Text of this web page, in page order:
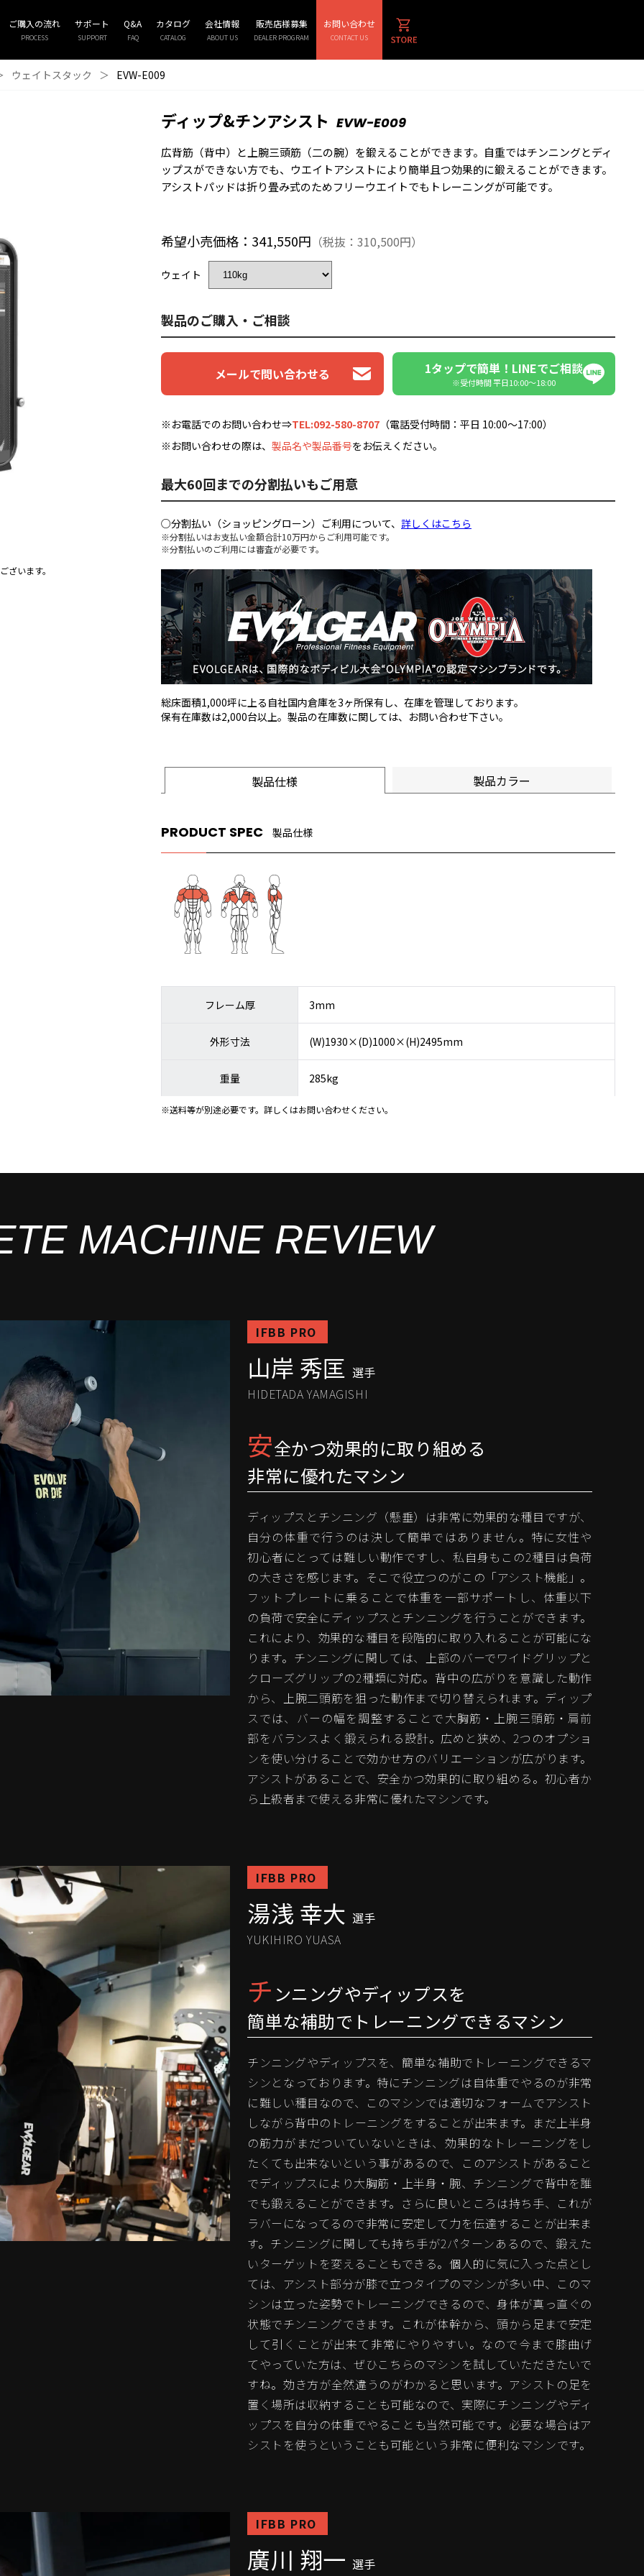
ご購入の流れ
PROCESS
サポート
SUPPORT
Q&A
FAQ
カタログ
CATALOG
会社情報
ABOUT US
販売店様募集
DEALER PROGRAM
お問い合わせ
CONTACT US
ウェイトスタック ＞ EVW-E009
います。
ディップ&チンアシスト EVW-E009
広背筋（背中）と上腕三頭筋（二の腕）を鍛えることができます。自重ではチンニングとディ
ップスができない方でも、ウエイトアシストにより簡単且つ効果的に鍛えることができます。
アシストパッドは折り畳み式のためフリーウエイトでもトレーニングが可能です。
希望小売価格：341,550円 （税抜：310,500円）
ウェイト
製品のご購入・ご相談
メールで問い合わせる 1タップで簡単！LINEでご相談
※受付時間 平日10:00〜18:00
※お電話でのお問い合わせ⇒TEL:092-580-8707 （電話受付時間：平日 10:00～17:00）
※お問い合わせの際は、 製品名や製品番号をお伝えください。
最大60回までの分割払いもご用意
○分割払い（ショッピングローン）ご利用について、 詳しくはこちら
※分割払いはお支払い金額合計10万円からご利用可能です。
※分割払いのご利用には審査が必要です。
総床面積1,000坪に上る自社国内倉庫を3ヶ所保有し、在庫を管理しております。
保有在庫数は2,000台以上。製品の在庫数に関しては、お問い合わせ下さい。
製品仕様 製品カラー
PRODUCT SPEC 製品仕様
フレーム厚 3mm
外形寸法 (W)1930×(D)1000×(H)2495mm
重量 285kg
※送料等が別途必要です。詳しくはお問い合わせください。
MACHINE REVIEW
IFBB PRO
山岸 秀匡 選手
HIDETADA YAMAGISHI
安全かつ効果的に取り組める
非常に優れたマシン
ディップスとチンニング（懸垂）は非常に効果的な種目ですが、
自分の体重で行うのは決して簡単ではありません。特に女性や
初心者にとっては難しい動作ですし、私自身もこの2種目は負荷
の大きさを感じます。そこで役立つのがこの「アシスト機能」。
フットプレートに乗ることで体重を一部サポートし、体重以下
の負荷で安全にディップスとチンニングを行うことができます。
これにより、効果的な種目を段階的に取り入れることが可能にな
ります。チンニングに関しては、上部のバーでワイドグリップと
クローズグリップの2種類に対応。背中の広がりを意識した動作
から、上腕二頭筋を狙った動作まで切り替えられます。ディップ
スでは、バーの幅を調整することで大胸筋・上腕三頭筋・肩前
部をバランスよく鍛えられる設計。広めと狭め、2つのオプショ
ンを使い分けることで効かせ方のバリエーションが広がります。
アシストがあることで、安全かつ効果的に取り組める。初心者か
ら上級者まで使える非常に優れたマシンです。
IFBB PRO
湯浅 幸大 選手
YUKIHIRO YUASA
チ ンニングやディップスを
簡単な補助でトレーニングできるマシン
チンニングやディップスを、簡単な補助でトレーニングできるマ
シンとなっております。特にチンニングは自体重でやるのが非常
に難しい種目なので、このマシンでは適切なフォームでアシスト
しながら背中のトレーニングをすることが出来ます。まだ上半身
の筋力がまだついていないときは、効果的なトレーニングをし
たくても出来ないという事があるので、このアシストがあること
でディップスにより大胸筋・上半身・腕、チンニングで背中を誰
でも鍛えることができます。さらに良いところは持ち手、これが
ラバーになってるので非常に安定して力を伝達することが出来ま
す。チンニングに関しても持ち手が2パターンあるので、鍛えた
いターゲットを変えることもできる。個人的に気に入った点とし
ては、アシスト部分が膝で立つタイプのマシンが多い中、このマ
シンは立った姿勢でトレーニングできるので、身体が真っ直ぐの
状態でチンニングできます。これが体幹から、頭から足まで安定
して引くことが出来て非常にやりやすい。なので今まで膝曲げ
てやっていた方は、ぜひこちらのマシンを試していただきたいで
すね。効き方が全然違うのがわかると思います。アシストの足を
置く場所は収納することも可能なので、実際にチンニングやディ
ップスを自分の体重でやることも当然可能です。必要な場合はア
シストを使うということも可能という非常に便利なマシンです。
IFBB PRO
廣川 翔一 選手